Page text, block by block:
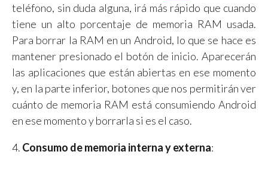
teléfono, sin duda alguna, irá más rápido que cuando
tiene un alto porcentaje de memoria RAM usada.
Para borrar la RAM en un Android, lo que se hace es
mantener presionado el botón de inicio. Aparecerán
las aplicaciones que están abiertas en ese momento
y, en la parte inferior, botones que nos permitirán ver
cuánto de memoria RAM está consumiendo Android
en ese momento y borrarla si es el caso.
4. Consumo de memoria interna y externa: